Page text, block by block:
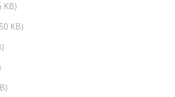
KB)
KB)